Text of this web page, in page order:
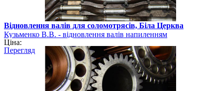
Відновлення валів для соломотрясів, Біла Церква
Кузьменко В.В. - відновлення валів напиленням
Ціна:
Перегляд